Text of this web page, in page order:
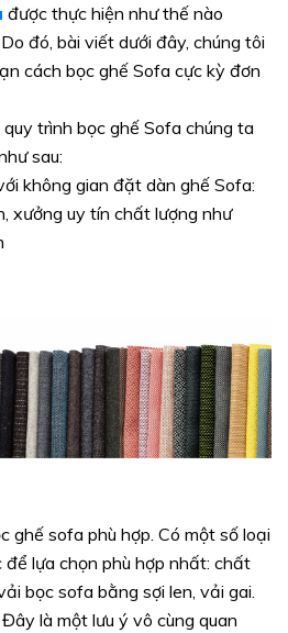
được thực hiện như thế nào
đó, bài viết dưới đây, chúng tôi
cách bọc ghế Sofa cực kỳ đơn
trình bọc ghế Sofa chúng ta
sau:
không gian đặt dàn ghế Sofa:
xưởng uy tín chất lượng như
ghế sofa phù hợp. Có một số loại
lựa chọn phù hợp nhất: chất
bọc sofa bằng sợi len, vải gai.
là một lưu ý vô cùng quan